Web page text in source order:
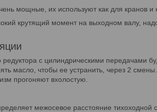
мощные, их используют как для кранов и
крутящий момент на выходном валу,
с цилиндрическими передачами
масло, чтобы ее устранить, через 2 смены.
прогоняют вхолостую.
межосевое расстояние